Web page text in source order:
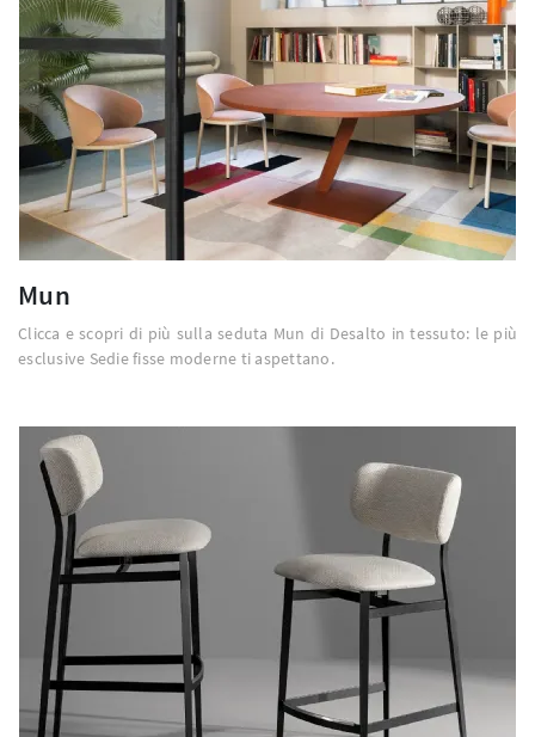
Mun
Clicca e scopri di più sulla seduta Mun di Desalto in tessuto: le più
esclusive Sedie fisse moderne ti aspettano.